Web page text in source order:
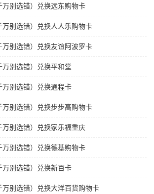
别选错）兑换远东购物卡
别选错）兑换人人乐购物卡
别选错）兑换友谊阿波罗卡
别选错）兑换平和堂
别选错）兑换通程卡
别选错）兑换步步高购物卡
别选错）兑换家乐福重庆
别选错）兑换德基购物卡
别选错）兑换新百卡
别选错）兑换大洋百货购物卡